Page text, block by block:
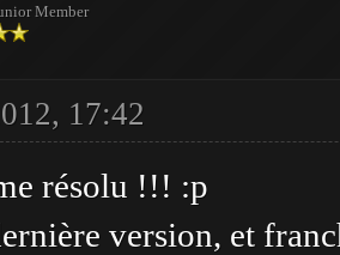
Member
17:42
résolu !!! :p
version, et